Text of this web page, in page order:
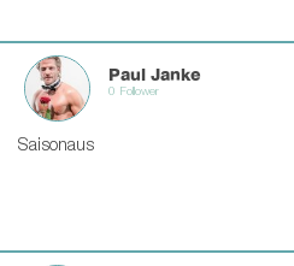
Paul Janke
0 Follower
Saisonaus